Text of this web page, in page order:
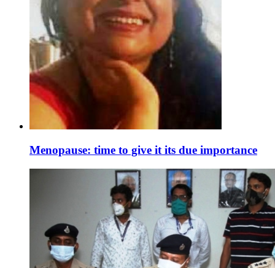
Menopause: time to give it its due importance